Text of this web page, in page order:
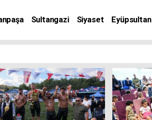
Sultangazi Siyaset Eyüpsultan